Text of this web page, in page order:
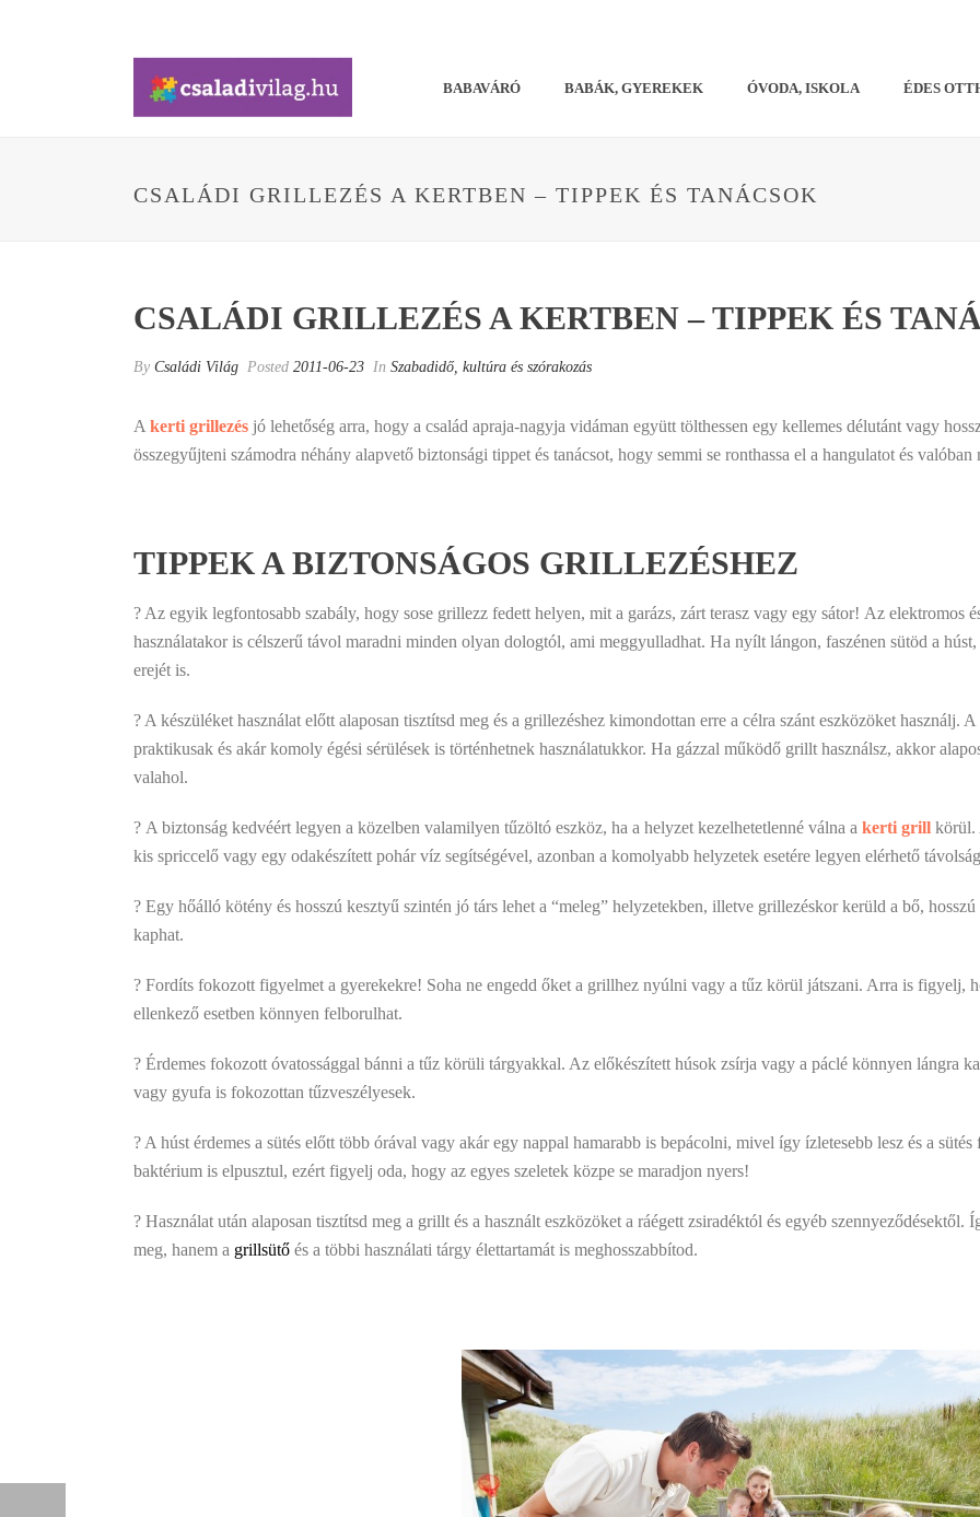
BABAVÁRÓ BABÁK, GYEREKEK ÓVODA, ISKOLA ÉDES
CSALÁDI GRILLEZÉS A KERTBEN – TIPPEK ÉS TANÁCSOK
CSALÁDI GRILLEZÉS A KERTBEN – TIPPEK ÉS
By Családi Világ Posted 2011-06-23 In Szabadidő, kultúra és szórakozás
A kerti grillezés jó lehetőség arra, hogy a család apraja-nagyja vidáman együtt tölthessen egy kellemes délutánt vagy
összegyűjteni számodra néhány alapvető biztonsági tippet és tanácsot, hogy semmi se ronthassa el a hangulatot és
TIPPEK A BIZTONSÁGOS GRILLEZÉSHEZ
? Az egyik legfontosabb szabály, hogy sose grillezz fedett helyen, mit a garázs, zárt terasz vagy egy sátor! Az elektromos
használatakor is célszerű távol maradni minden olyan dologtól, ami meggyulladhat. Ha nyílt lángon, faszénen sütöd a
erejét is.
? A készüléket használat előtt alaposan tisztítsd meg és a grillezéshez kimondottan erre a célra szánt eszközöket használj.
praktikusak és akár komoly égési sérülések is történhetnek használatukkor. Ha gázzal működő grillt használsz, akkor
valahol.
? A biztonság kedvéért legyen a közelben valamilyen tűzöltó eszköz, ha a helyzet kezelhetetlenné válna a kerti grill körül.
kis spriccelő vagy egy odakészített pohár víz segítségével, azonban a komolyabb helyzetek esetére legyen elérhető
? Egy hőálló kötény és hosszú kesztyű szintén jó társ lehet a “meleg” helyzetekben, illetve grillezéskor kerüld a bő,
kaphat.
? Fordíts fokozott figyelmet a gyerekekre! Soha ne engedd őket a grillhez nyúlni vagy a tűz körül játszani. Arra is figyelj,
ellenkező esetben könnyen felborulhat.
? Érdemes fokozott óvatossággal bánni a tűz körüli tárgyakkal. Az előkészített húsok zsírja vagy a páclé könnyen lángra
vagy gyufa is fokozottan tűzveszélyesek.
? A húst érdemes a sütés előtt több órával vagy akár egy nappal hamarabb is bepácolni, mivel így ízletesebb lesz és a
baktérium is elpusztul, ezért figyelj oda, hogy az egyes szeletek közpe se maradjon nyers!
? Használat után alaposan tisztítsd meg a grillt és a használt eszközöket a ráégett zsiradéktól és egyéb szennyeződésektől.
meg, hanem a grillsütő és a többi használati tárgy élettartamát is meghosszabbítod.